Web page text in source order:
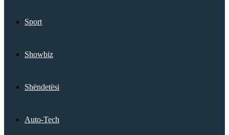
Sport
Showbiz
Shëndetësi
Auto-Tech